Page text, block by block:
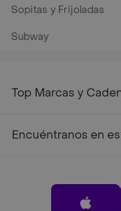
Sopitas y Frijoladas
Subway
Top Marcas y
Encuéntranos en